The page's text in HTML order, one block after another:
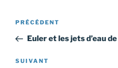
Navigation
l’article
Article
précédent
PRÉCÉDENT
Euler et les jets d’eau
Article
SUIVANT